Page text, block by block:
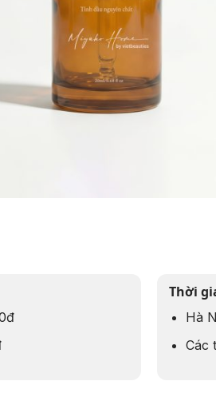
Thời
Hà
Các